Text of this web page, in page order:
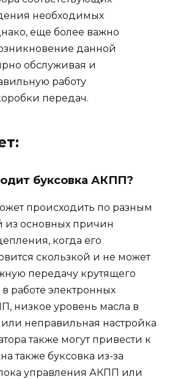
необходимых
еще более важно
данной
обслуживая и
работу
передач.
буксовка АКПП?
происходить по разным
основных причин
когда его
скользкой и не может
передачу крутящего
работе электронных
низкое уровень масла в
неправильная настройка
также могут привести к
также буксовка из-за
управления АКПП или